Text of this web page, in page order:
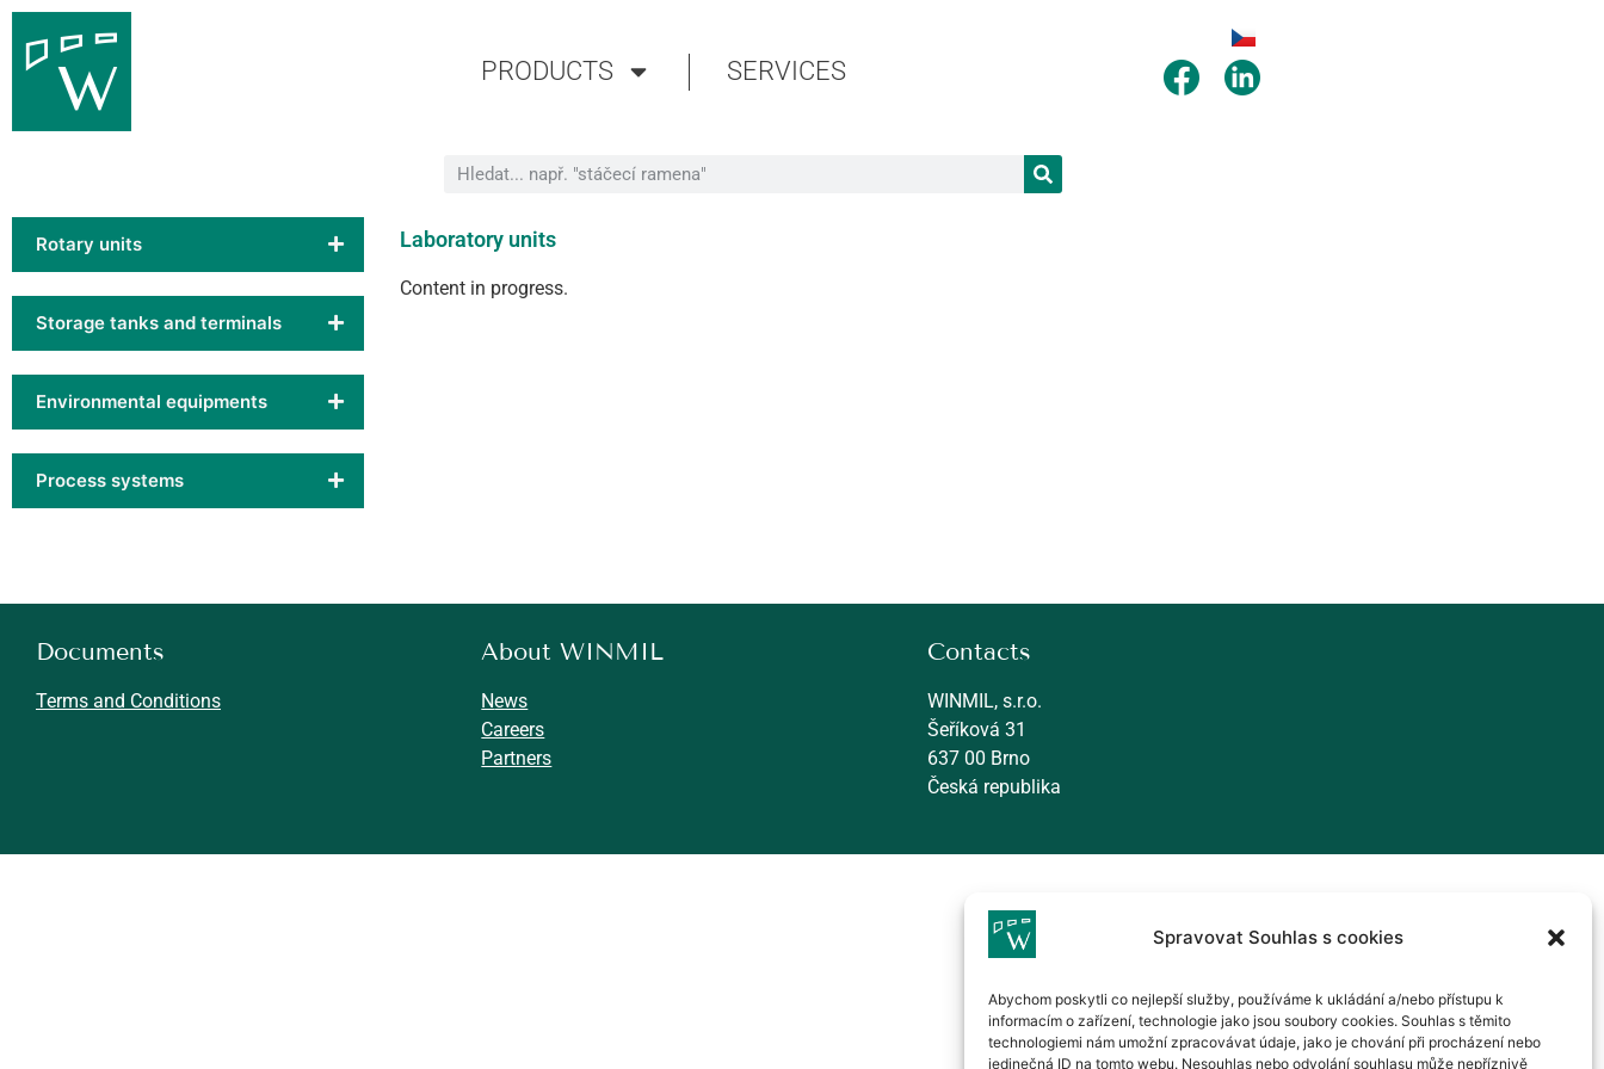
Spravovat Souhlas s cookies
Abychom poskytli co nejlepší služby, používáme k ukládání a/nebo přístupu k
informacím o zařízení, technologie jako jsou soubory cookies. Souhlas s těmito
technologiemi nám umožní zpracovávat údaje, jako je chování při procházení nebo
jedinečná ID na tomto webu. Nesouhlas nebo odvolání souhlasu může nepříznivě
PRODUCTS SERVICES
Rotary units
Storage tanks and terminals
Environmental equipments
Process systems
Laboratory units
Content in progress.
Documents
Terms and Conditions
About WINMIL
News
Careers
Partners
Contacts
WINMIL, s.r.o.
Šeříková 31
637 00 Brno
Česká republika